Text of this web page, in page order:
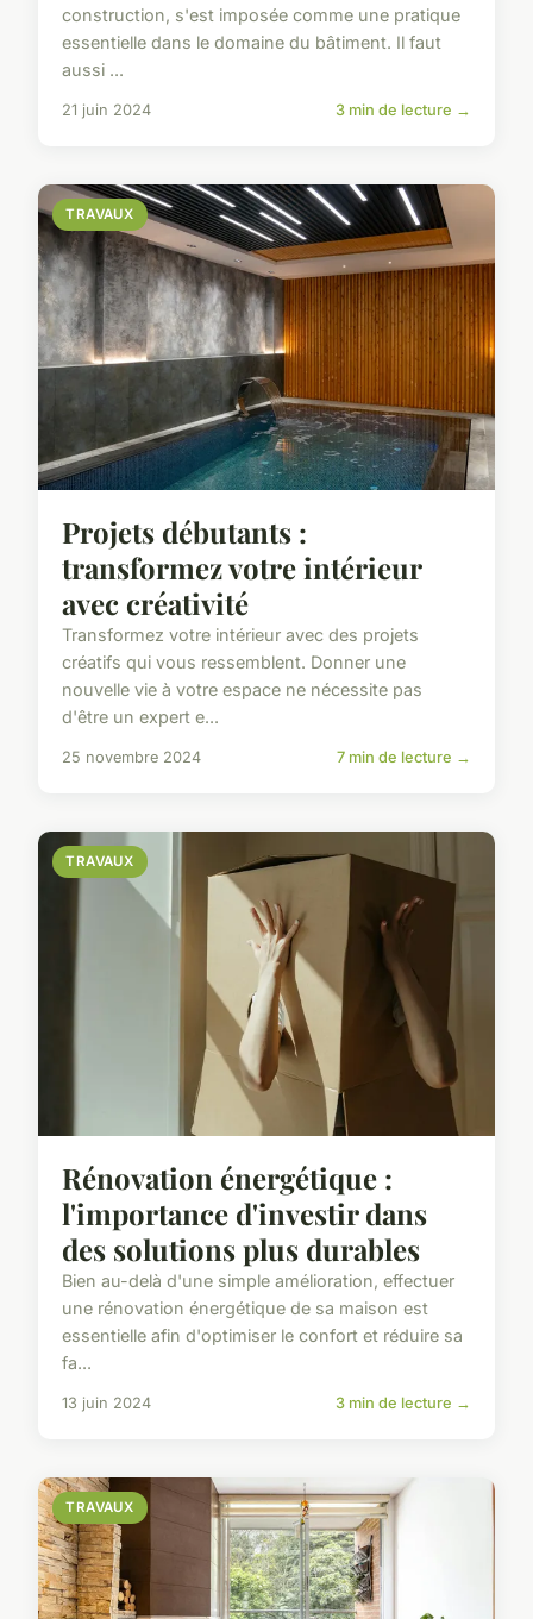
construction, s'est imposée comme une pratique
essentielle dans le domaine du bâtiment. Il faut
aussi ...
21 juin 2024 3 min de lecture →
TRAVAUX
Projets débutants :
transformez votre intérieur
avec créativité
Transformez votre intérieur avec des projets
créatifs qui vous ressemblent. Donner une
nouvelle vie à votre espace ne nécessite pas
d'être un expert e...
25 novembre 2024 7 min de lecture →
TRAVAUX
Rénovation énergétique :
l'importance d'investir dans
des solutions plus durables
Bien au-delà d'une simple amélioration, effectuer
une rénovation énergétique de sa maison est
essentielle afin d'optimiser le confort et réduire sa
fa...
13 juin 2024 3 min de lecture →
TRAVAUX